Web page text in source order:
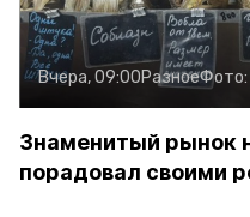
Вчера, 09:00РазноеФото:
Знаменитый рынок
порадовал своими